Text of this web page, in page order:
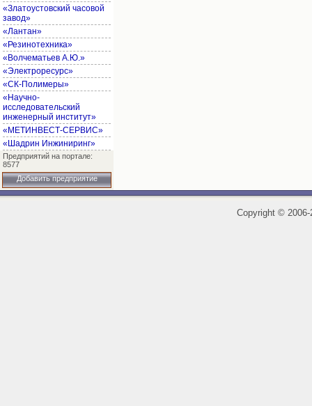
«Златоустовский часовой
завод»
«Лантан»
«Резинотехника»
«Волчематьев А.Ю.»
«Электроресурс»
«СК-Полимеры»
«Научно-
исследовательский
инженерный институт»
«МЕТИНВЕСТ-СЕРВИС»
«Шадрин Инжиниринг»
Предприятий на портале:
8577
Добавить предприятие
Copyright ©